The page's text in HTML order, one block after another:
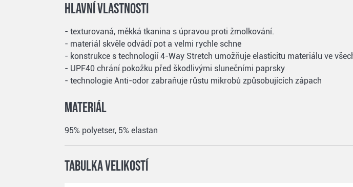
Hlavní vlastnosti
- texturovaná, měkká tkanina s úpravou proti žmolkování.
- materiál skvěle odvádí pot a velmi rychle schne
- konstrukce s technologií 4-Way Stretch umožňuje elasticitu materiálu ve
- UPF40 chrání pokožku před škodlivými slunečními paprsky
- technologie Anti-odor zabraňuje růstu mikrobů způsobujících zápach
Materiál
95% polyetser, 5% elastan
Tabulka velikostí